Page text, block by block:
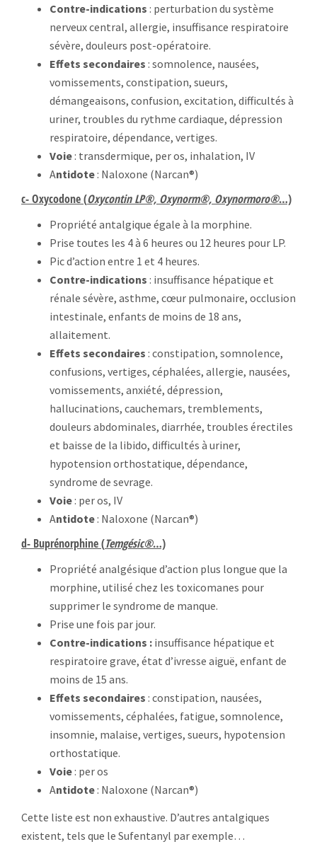
Contre-indications : perturbation du système
nerveux central, allergie, insuffisance respiratoire
sévère, douleurs post-opératoire.
Effets secondaires : somnolence, nausées,
vomissements, constipation, sueurs,
démangeaisons, confusion, excitation, difficultés à
uriner, troubles du rythme cardiaque, dépression
respiratoire, dépendance, vertiges.
Voie : transdermique, per os, inhalation, IV
Antidote : Naloxone (Narcan®)
c- Oxycodone (Oxycontin LP®, Oxynorm®, Oxynormoro®…)
Propriété antalgique égale à la morphine.
Prise toutes les 4 à 6 heures ou 12 heures pour LP.
Pic d’action entre 1 et 4 heures.
Contre-indications : insuffisance hépatique et
rénale sévère, asthme, cœur pulmonaire, occlusion
intestinale, enfants de moins de 18 ans,
allaitement.
Effets secondaires : constipation, somnolence,
confusions, vertiges, céphalées, allergie, nausées,
vomissements, anxiété, dépression,
hallucinations, cauchemars, tremblements,
douleurs abdominales, diarrhée, troubles érectiles
et baisse de la libido, difficultés à uriner,
hypotension orthostatique, dépendance,
syndrome de sevrage.
Voie : per os, IV
Antidote : Naloxone (Narcan®)
d- Buprénorphine (Temgésic®…)
Propriété analgésique d’action plus longue que la
morphine, utilisé chez les toxicomanes pour
supprimer le syndrome de manque.
Prise une fois par jour.
Contre-indications : insuffisance hépatique et
respiratoire grave, état d’ivresse aiguë, enfant de
moins de 15 ans.
Effets secondaires : constipation, nausées,
vomissements, céphalées, fatigue, somnolence,
insomnie, malaise, vertiges, sueurs, hypotension
orthostatique.
Voie : per os
Antidote : Naloxone (Narcan®)
Cette liste est non exhaustive. D’autres antalgiques
existent, tels que le Sufentanyl par exemple…